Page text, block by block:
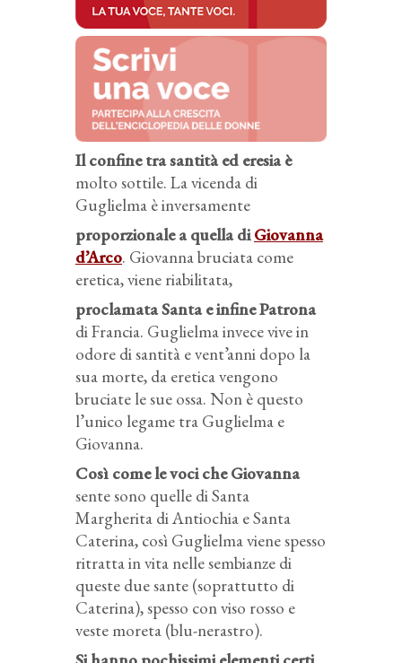
Il confine tra santità ed eresia è
molto sottile. La vicenda di
Guglielma è inversamente
proporzionale a quella diGiovanna
d’Arco. Giovanna bruciata come
eretica, viene riabilitata,
proclamata Santa e infine Patrona
di Francia. Guglielma invece vive in
odore di santità e vent’anni dopo la
sua morte, da eretica vengono
bruciate le sue ossa. Non è questo
l’unico legame tra Guglielma e
Giovanna.
Così come le voci che Giovanna
sente sono quelle di Santa
Margherita di Antiochia e Santa
Caterina, così Guglielma viene spesso
ritratta in vita nelle sembianze di
queste due sante (soprattutto di
Caterina), spesso con viso rosso e
veste moreta (blu-nerastro).